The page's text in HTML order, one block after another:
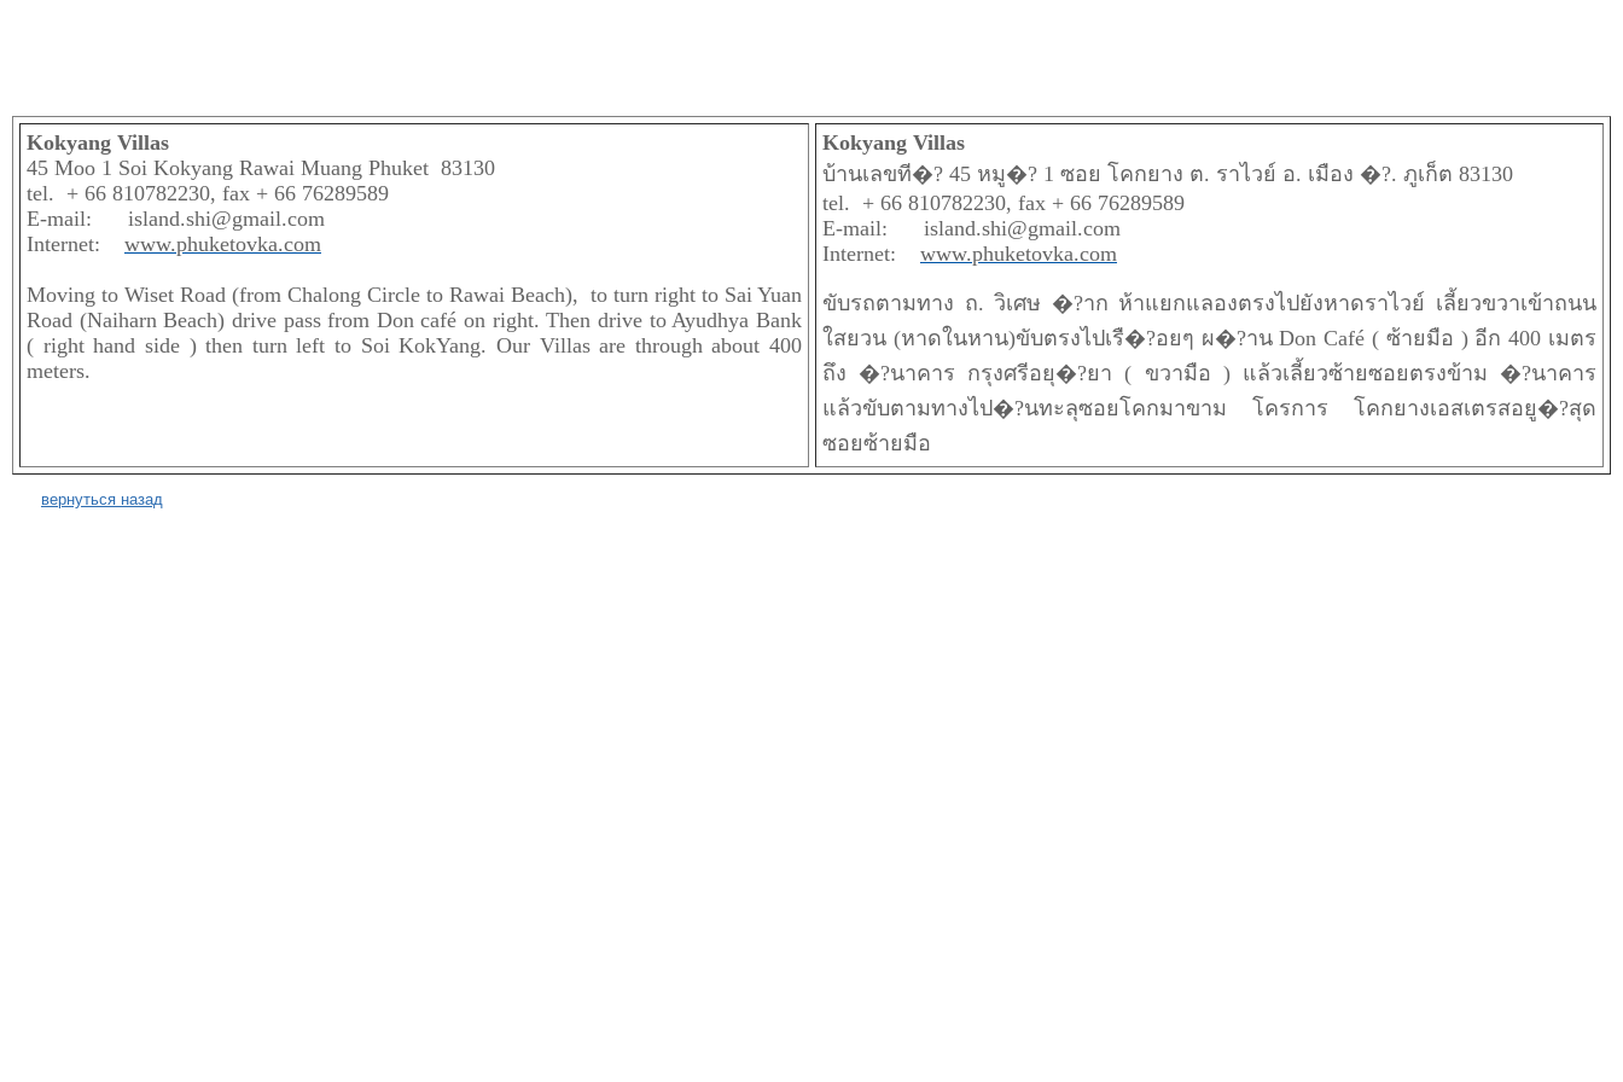
Kokyang Villas
45 Moo 1 Soi Kokyang Rawai Muang Phuket 83130
tel. + 66 810782230, fax + 66 76289589
E-mail: island.shi@gmail.com
Internet: www.phuketovka.com
Moving to Wiset Road (from Chalong Circle to Rawai Beach), to turn right to Sai Yuan
Road (Naiharn Beach) drive pass from Don café on right. Then drive to Ayudhya Bank
( right hand side ) then turn left to Soi KokYang. Our Villas are through about 400
meters.
Kokyang Villas
บ้านเลขที�? 45 หมู�? 1 ซอย โคกยาง ต. ราไวย์ อ. เมือง �?. ภูเก็ต 83130
tel. + 66 810782230, fax + 66 76289589
E-mail: island.shi@gmail.com
Internet: www.phuketovka.com
ขับรถตามทาง ถ. วิเศษ �?าก ห้าแยกแลองตรงไปยังหาดราไวย์ เลี้ยวขวาเข้าถนน
ใสยวน (หาดในหาน)ขับตรงไปเรื�?อยๆ ผ�?าน Don Café ( ซ้ายมือ ) อีก 400 เมตร
ถึง �?นาคาร กรุงศรีอยุ�?ยา ( ขวามือ ) แล้วเลี้ยวซ้ายซอยตรงข้าม �?นาคาร
แล้วขับตามทางไป�?นทะลุซอยโคกมาขาม โครการ โคกยางเอสเตรสอยู�?สุด
ซอยซ้ายมือ
вернуться назад